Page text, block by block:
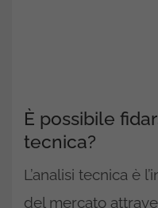
È possibile
tecnica?
L’analisi tecnica è
del mercato